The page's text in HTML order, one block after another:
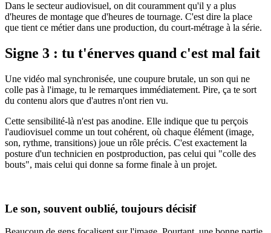
Dans le secteur audiovisuel, on dit couramment qu'il y a plus
d'heures de montage que d'heures de tournage. C'est dire la place
que tient ce métier dans une production, du court-métrage à la série.
Signe 3 : tu t'énerves quand c'est mal fait
Une vidéo mal synchronisée, une coupure brutale, un son qui ne
colle pas à l'image, tu le remarques immédiatement. Pire, ça te sort
du contenu alors que d'autres n'ont rien vu.
Cette sensibilité-là n'est pas anodine. Elle indique que tu perçois
l'audiovisuel comme un tout cohérent, où chaque élément (image,
son, rythme, transitions) joue un rôle précis. C'est exactement la
posture d'un technicien en postproduction, pas celui qui "colle des
bouts", mais celui qui donne sa forme finale à un projet.
Le son, souvent oublié, toujours décisif